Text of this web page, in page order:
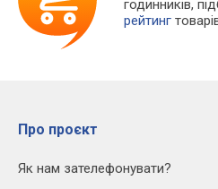
годинників,
рейтинг
Про проєкт
Як нам зателефонувати?